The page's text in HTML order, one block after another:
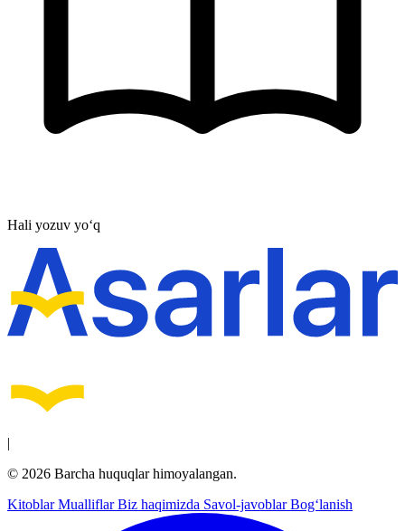
Hali yozuv yo‘q
|
© 2026 Barcha huquqlar himoyalangan.
KitoblarMualliflarBiz haqimizda Savol-javoblarBog‘lanish